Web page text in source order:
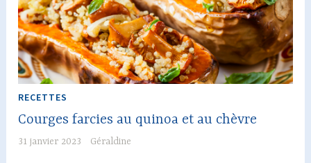
RECETTES
Courges farcies au quinoa et au chèvre
31 janvier 2023 Géraldine